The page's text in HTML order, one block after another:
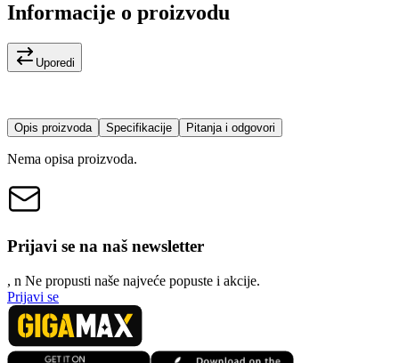
Informacije o proizvodu
Uporedi
Opis proizvoda Specifikacije Pitanja i odgovori
Nema opisa proizvoda.
Prijavi se na naš newsletter
, n Ne propusti naše najveće popuste i akcije.
Prijavi se